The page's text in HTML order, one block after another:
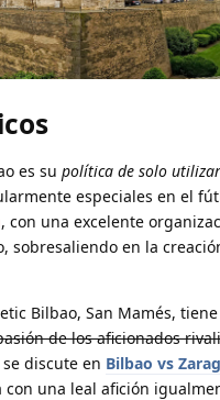
es su política de solo
especiales en el
, con una excelente
sobresaliendo en la
Bilbao, San Mamés,
de los aficionados
discute en Bilbao vs
una leal afición